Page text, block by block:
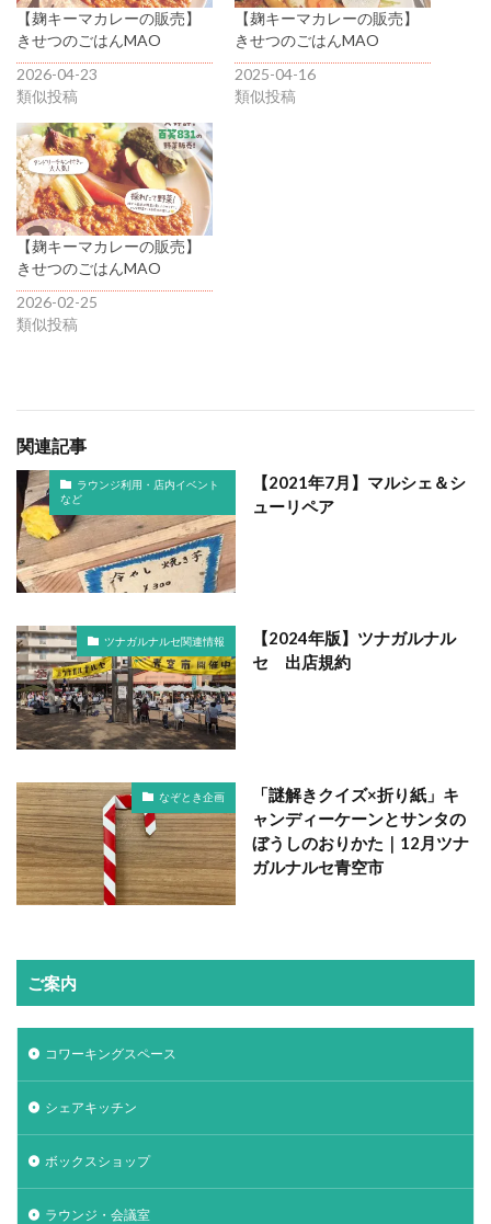
【麹キーマカレーの販売】
きせつのごはんMAO
2026-04-23
類似投稿
【麹キーマカレーの販売】
きせつのごはんMAO
2025-04-16
類似投稿
【麹キーマカレーの販売】
きせつのごはんMAO
2026-02-25
類似投稿
関連記事
ラウンジ利用・店内イベント
など
【2021年7月】マルシェ＆シ
ューリペア
ツナガルナルセ関連情報
【2024年版】ツナガルナル
セ 出店規約
なぞとき企画
「謎解きクイズ×折り紙」キ
ャンディーケーンとサンタの
ぼうしのおりかた｜12月ツナ
ガルナルセ青空市
ご案内
コワーキングスペース
シェアキッチン
ボックスショップ
ラウンジ・会議室